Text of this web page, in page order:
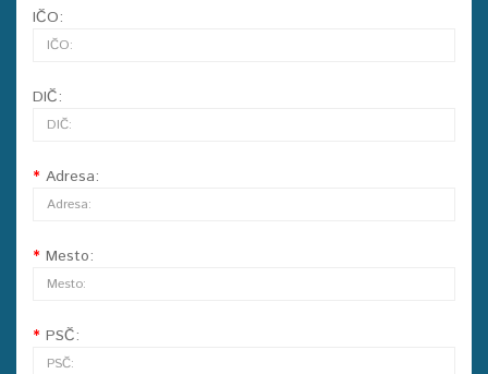
IČO:
DIČ:
Adresa:
Mesto:
PSČ: